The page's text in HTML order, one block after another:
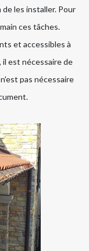
les installer. Pour
ces tâches.
et accessibles à
il est nécessaire de
pas nécessaire